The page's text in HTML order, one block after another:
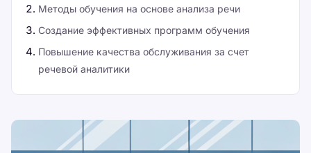
Методы обучения на основе анализа речи
Создание эффективных программ обучения
Повышение качества обслуживания за счет
речевой аналитики